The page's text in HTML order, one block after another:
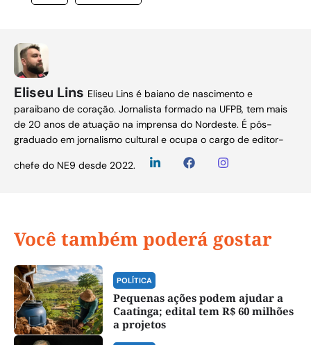
Eliseu Lins Eliseu Lins é baiano de nascimento e
paraibano de coração. Jornalista formado na UFPB, tem mais
de 20 anos de atuação na imprensa do Nordeste. É pós-
graduado em jornalismo cultural e ocupa o cargo de editor-
chefe do NE9 desde 2022.
Você também poderá gostar
POLÍTICA
Pequenas ações podem ajudar a
Caatinga; edital tem R$ 60 milhões
a projetos